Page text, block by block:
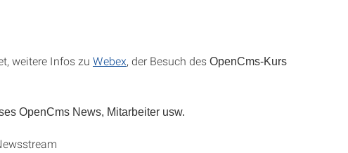
weitere Infos zu Webex, der Besuch des OpenCms-Kurs
OpenCms News, Mitarbeiter usw.